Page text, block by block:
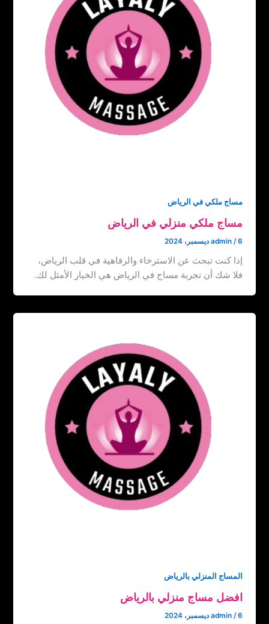
مساج ملكي في الرياض
مساج ملكي منزلي في الرياض
admin /6 ديسمبر، 2024
إذا كنت تبحث عن الاسترخاء والرفاهية في قلب الرياض،
فلا شك أن تجربة مساج في الرياض هي الخيار الأمثل لك.
المساج المنزلي بالرياض
افضل مساج منزلي بالرياض
admin /6 ديسمبر، 2024